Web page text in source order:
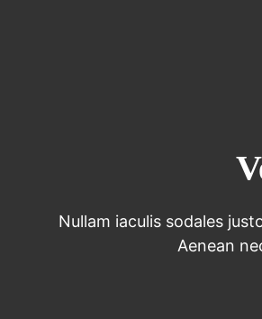
Nullam iaculis sodales
Aenean